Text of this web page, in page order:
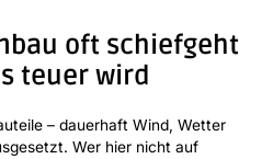
oft schiefgeht
teuer wird
– dauerhaft Wind, Wetter
Wer hier nicht auf